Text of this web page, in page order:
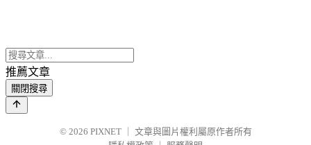
推薦文章
關閉搜尋
© 2026 PIXNET
文章與圖片權利屬原作者所有